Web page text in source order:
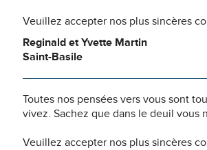
Veuillez accepter nos plus sincères
Reginald et Yvette Martin
Saint-Basile
Toutes nos pensées vers vous sont
vivez. Sachez que dans le deuil vous
Veuillez accepter nos plus sincères